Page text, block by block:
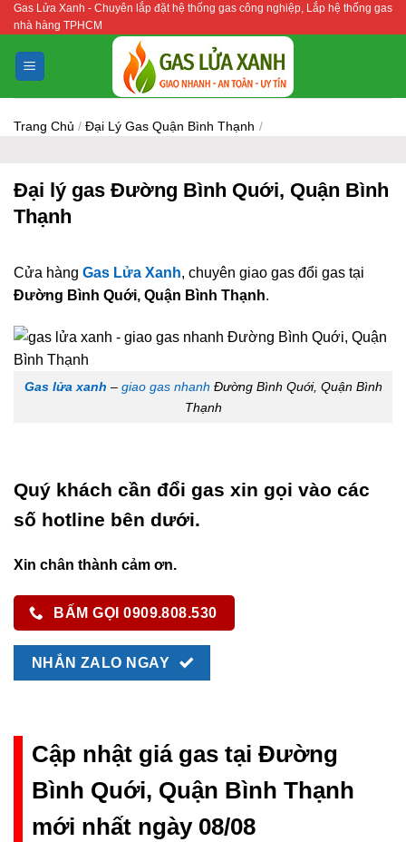
Bỏ
qua
nội
dung
Gas Lửa Xanh - Chuyên lắp đặt hệ thống gas công nghiệp, Lắp hệ thống gas
nhà hàng TPHCM
Trang Chủ / Đại Lý Gas Quận Bình Thạnh /
Đại lý gas Đường Bình Quới, Quận Bình
Thạnh
Cửa hàng Gas Lửa Xanh, chuyên giao gas đổi gas tại
Đường Bình Quới, Quận Bình Thạnh.
Gas lửa xanh – giao gas nhanh Đường Bình Quới, Quận Bình
Thạnh
Quý khách cần đổi gas xin gọi vào các
số hotline bên dưới.
Xin chân thành cảm ơn.
BẤM GỌI 0909.808.530
NHẮN ZALO NGAY
Cập nhật giá gas tại Đường
Bình Quới, Quận Bình Thạnh
mới nhất ngày 08/08